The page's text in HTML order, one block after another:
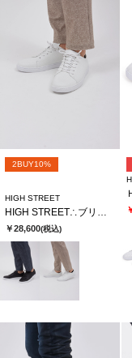
2BUY10%
HIGH STREET
HIGH STREET∴ブリック･ウイーブカタオシドレススニーカー
￥28,600(税込)